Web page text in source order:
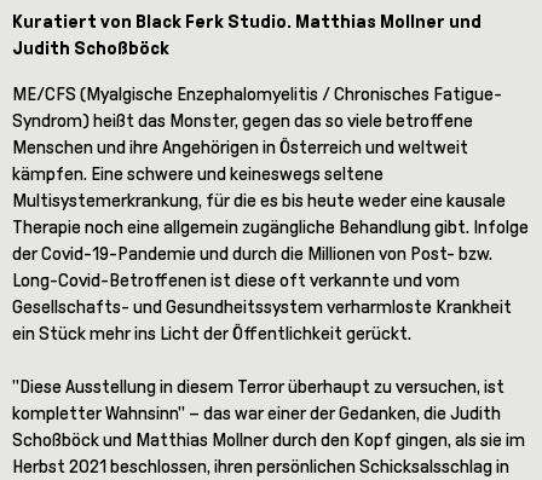
Kuratiert von Black Ferk Studio. Matthias Mollner und
Judith Schoßböck
ME/CFS (Myalgische Enzephalomyelitis / Chronisches Fatigue-
Syndrom) heißt das Monster, gegen das so viele betroffene
Menschen und ihre Angehörigen in Österreich und weltweit
kämpfen. Eine schwere und keineswegs seltene
Multisystemerkrankung, für die es bis heute weder eine kausale
Therapie noch eine allgemein zugängliche Behandlung gibt. Infolge
der Covid-19-Pandemie und durch die Millionen von Post- bzw.
Long-Covid-Betroffenen ist diese oft verkannte und vom
Gesellschafts- und Gesundheitssystem verharmloste Krankheit
ein Stück mehr ins Licht der Öffentlichkeit gerückt.
"Diese Ausstellung in diesem Terror überhaupt zu versuchen, ist
kompletter Wahnsinn" – das war einer der Gedanken, die Judith
Schoßböck und Matthias Mollner durch den Kopf gingen, als sie im
Herbst 2021 beschlossen, ihren persönlichen Schicksalsschlag in